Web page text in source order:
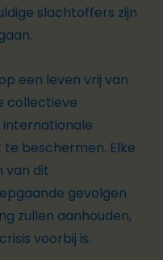
slachtoffers zijn
een leven vrij van
collectieve
beschermen. Elke
van dit
gevolgen
zullen aanhouden,
voorbij is.